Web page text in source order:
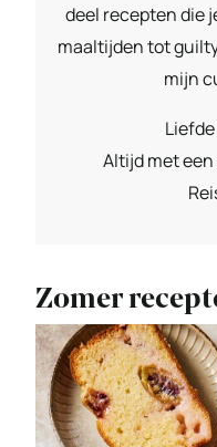
deel recepten die
maaltijden tot
mijn
Altijd met
Zomer